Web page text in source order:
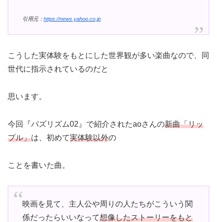
引用元： https://news.yahoo.co.jp
こうした実体験をもとにした世界観が多い楽曲なので、同
世代に指示されているのだと
思います。
今回『バズリズム02』で紹介されたaoさんの新曲「リッ
プル」は、初めて実体験以外の
ことを書いた曲。
映画を見て、主人公や周りの人たちがこういう関
係だったらいいなって想像したストーリーをもと